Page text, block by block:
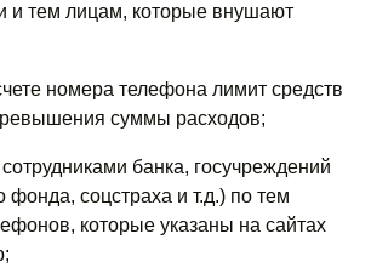
и тем лицам, которые внушают
номера телефона лимит средств
суммы расходов;
банка, госучреждений
фонда, соцстраха и т.д.) по тем
которые указаны на сайтах